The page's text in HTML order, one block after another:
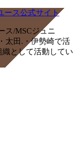
ス/MSCジュニ
太田.・伊勢崎で活
として活動してい